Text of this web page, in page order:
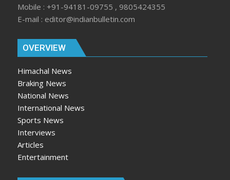
Mobile : +91-94181-09755 , 9805424355
E-mail : editor@indianbulletin.com
OVERVIEW
Himachal News
Braking News
National News
International News
Sports News
Interviews
Articles
Entertainment